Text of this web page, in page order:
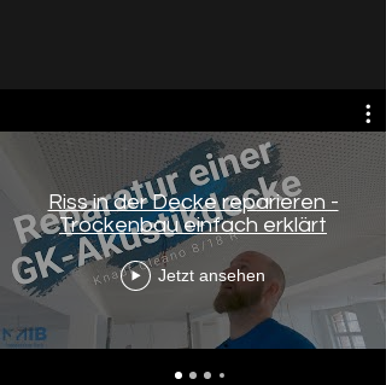
Riss in der Decke reparieren -
Trockenbau einfach erklärt
Jetzt ansehen
Dienstleistungen
Der Bereich Trockenbau
umfasst eine viel Zahl von
Einsatzmöglichkeiten. Ob Aus-